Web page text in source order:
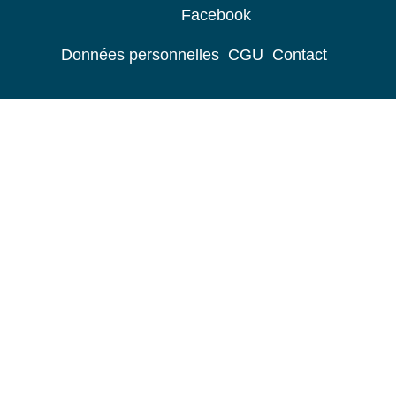
Facebook
Données personnelles CGU Contact